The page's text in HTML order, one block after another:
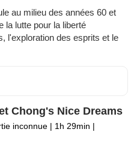
au milieu des années 60 et
la lutte pour la liberté
l'exploration des esprits et le
Chong's Nice Dreams
inconnue | 1h 29min |